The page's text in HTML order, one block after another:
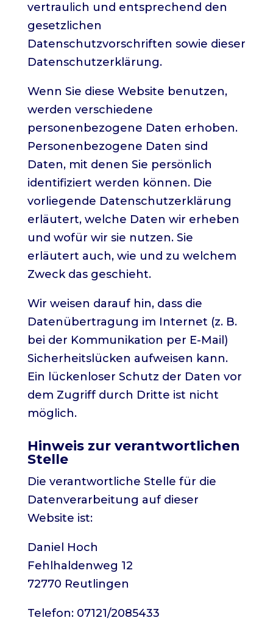
vertraulich und entsprechend den
gesetzlichen
Datenschutzvorschriften sowie dieser
Datenschutzerklärung.
Wenn Sie diese Website benutzen,
werden verschiedene
personenbezogene Daten erhoben.
Personenbezogene Daten sind
Daten, mit denen Sie persönlich
identifiziert werden können. Die
vorliegende Datenschutzerklärung
erläutert, welche Daten wir erheben
und wofür wir sie nutzen. Sie
erläutert auch, wie und zu welchem
Zweck das geschieht.
Wir weisen darauf hin, dass die
Datenübertragung im Internet (z. B.
bei der Kommunikation per E-Mail)
Sicherheitslücken aufweisen kann.
Ein lückenloser Schutz der Daten vor
dem Zugriff durch Dritte ist nicht
möglich.
Hinweis zur verantwortlichen
Stelle
Die verantwortliche Stelle für die
Datenverarbeitung auf dieser
Website ist:
Daniel Hoch
Fehlhaldenweg 12
72770 Reutlingen
Telefon: 07121/2085433